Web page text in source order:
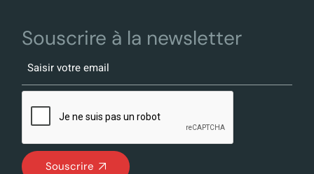
Souscrire à la newsletter
Souscrire